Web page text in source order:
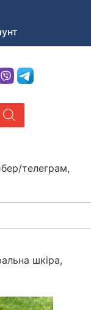
в Україні
телеграм,
шкіра,